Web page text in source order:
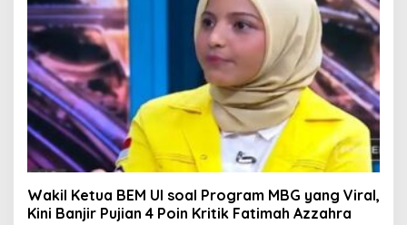
Wakil Ketua BEM UI soal Program MBG yang Viral,
Kini Banjir Pujian 4 Poin Kritik Fatimah Azzahra